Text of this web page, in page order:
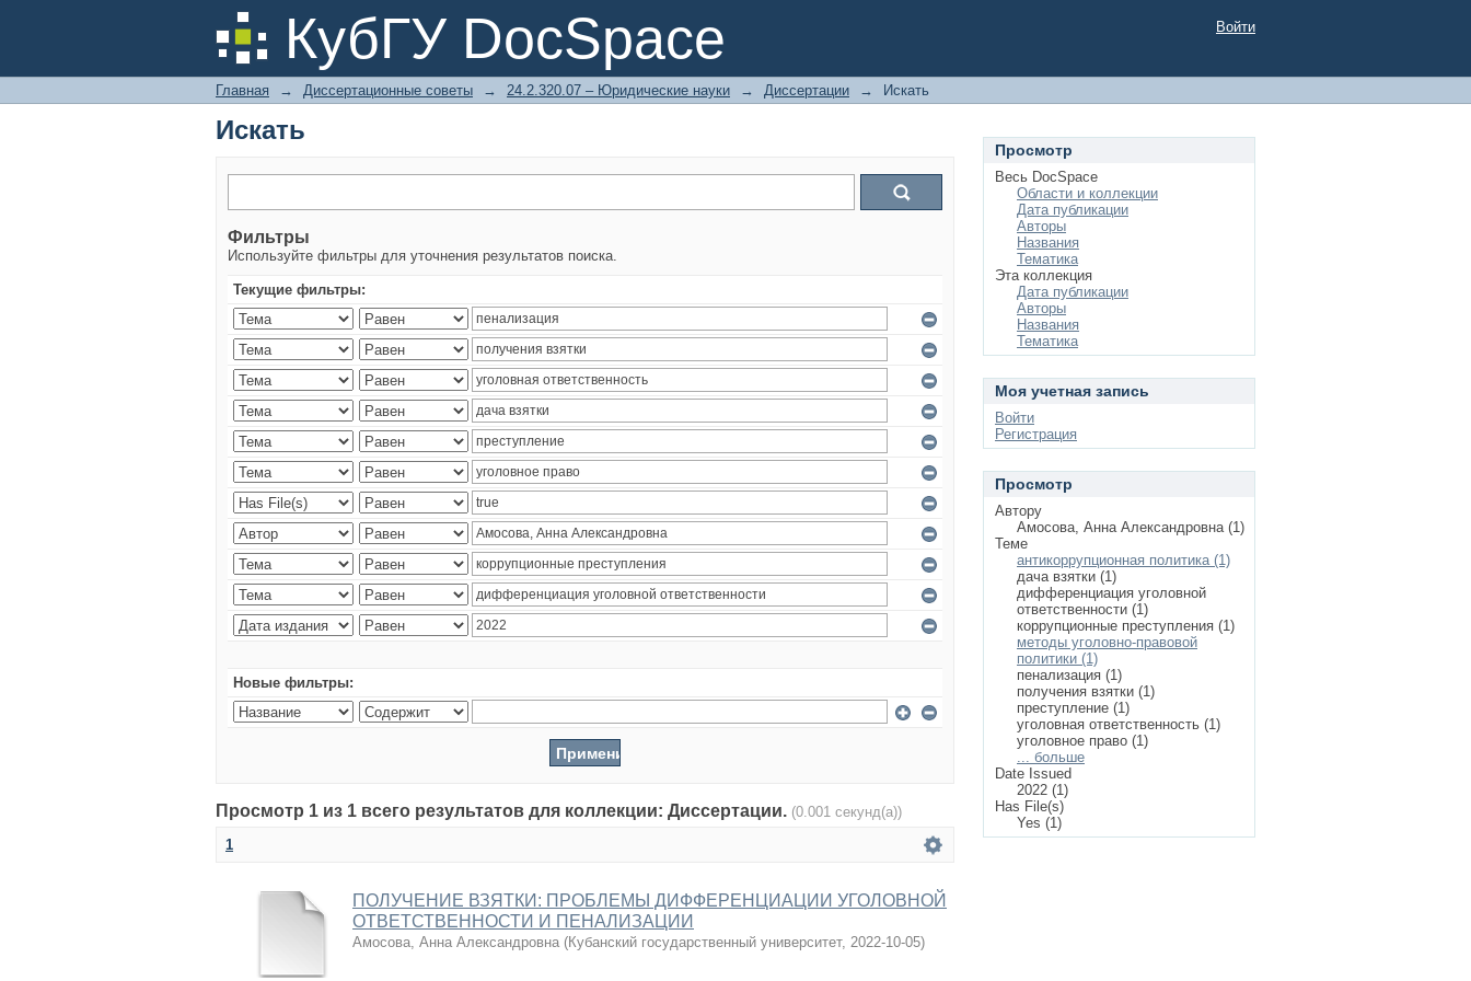
КубГУ DocSpace
Искать Войти
Главная → Диссертационные советы → 24.2.320.07 – Юридические науки → Диссертации → Искать
Искать
Фильтры
Используйте фильтры для уточнения результатов поиска.
Текущие фильтры:
Новые фильтры:
Просмотр 1 из 1 всего результатов для коллекции: Диссертации. (0.001 секунд(а))
1
ПОЛУЧЕНИЕ ВЗЯТКИ: ПРОБЛЕМЫ ДИФФЕРЕНЦИАЦИИ УГОЛОВНОЙ
ОТВЕТСТВЕННОСТИ И ПЕНАЛИЗАЦИИ
Амосова, Анна Александровна (Кубанский государственный университет, 2022-10-05)
Просмотр
Весь DocSpace
Области и коллекции
Дата публикации
Авторы
Названия
Тематика
Эта коллекция
Дата публикации
Авторы
Названия
Тематика
Моя учетная запись
Войти
Регистрация
Просмотр
Автору
Амосова, Анна Александровна (1)
Теме
антикоррупционная политика (1)
дача взятки (1)
дифференциация уголовной
ответственности (1)
коррупционные преступления (1)
методы уголовно-правовой
политики (1)
пенализация (1)
получения взятки (1)
преступление (1)
уголовная ответственность (1)
уголовное право (1)
... больше
Date Issued
2022 (1)
Has File(s)
Yes (1)